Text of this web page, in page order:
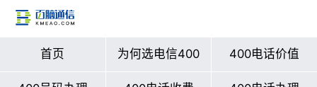
首页 为何选电信400 400电话价值